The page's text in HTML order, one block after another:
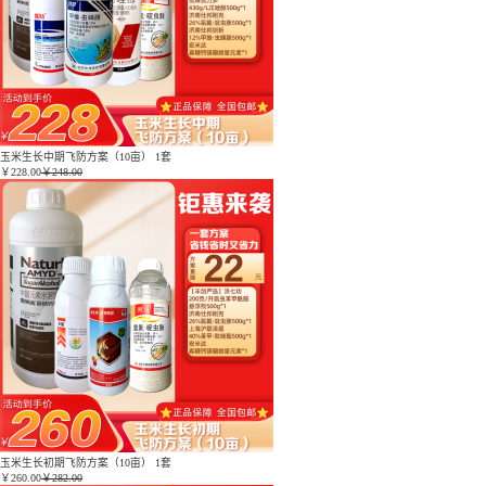
玉米生长中期飞防方案（10亩） 1套
￥228.00￥248.00
玉米生长初期飞防方案（10亩） 1套
￥260.00￥282.00